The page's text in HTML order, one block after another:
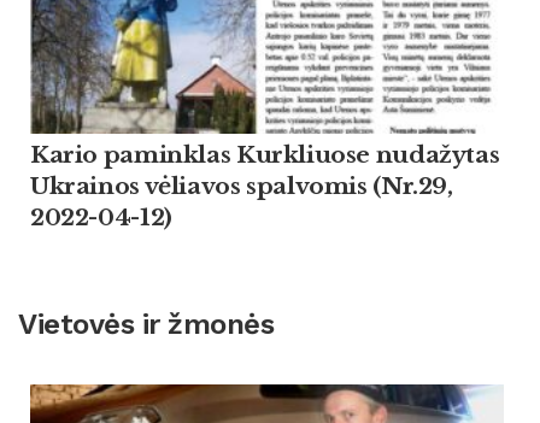
Kario paminklas Kurkliuose nudažytas
Ukrainos vėliavos spalvomis (Nr.29,
2022-04-12)
Vietovės ir žmonės